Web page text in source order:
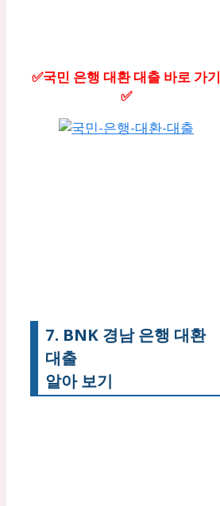
✅국민 은행 대환 대출 바로 가기
✅
7. BNK 경남 은행 대환
대출
알아 보기